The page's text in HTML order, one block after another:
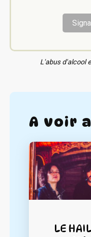
L'abus d'alcool
A voir
LE